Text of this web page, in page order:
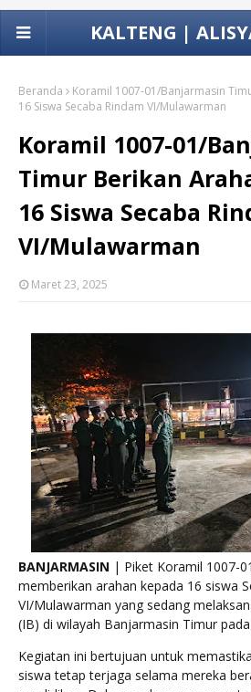
KALTENG |
Beranda
Koramil 1007-01/Banjarmasin
16 Siswa Secaba Rindam VI/Mulawarman
Koramil 1007-01/
Timur Berikan
16 Siswa Secaba
VI/Mulawarman
Maret 23, 2025
BANJARMASIN | Piket Koramil 1007-
memberikan arahan kepada 16 siswa
VI/Mulawarman yang sedang
(IB) di wilayah Banjarmasin Timur
Kegiatan ini bertujuan untuk
siswa tetap terjaga selama mereka